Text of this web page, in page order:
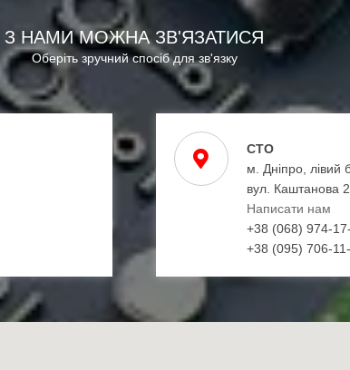
З НАМИ МОЖНА ЗВ'ЯЗАТИСЯ
Оберіть зручний спосіб для зв'язку
СТО
м. Дніпро, лівий
вул. Каштанова
Написати нам
+38 (068) 974-
+38 (095) 706-